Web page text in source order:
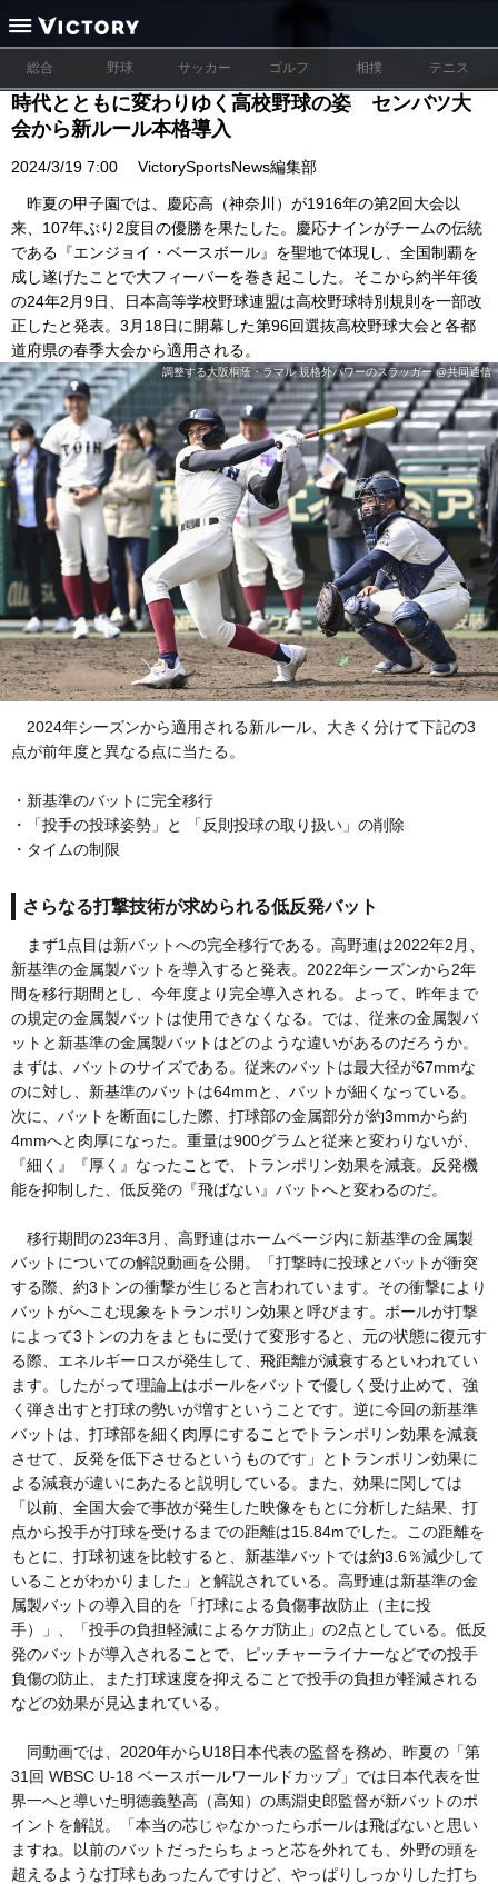
総合 野球 サッカー ゴルフ 相撲 テニス
時代とともに変わりゆく高校野球の姿 センバツ大
会から新ルール本格導入
2024/3/19 7:00 VictorySportsNews編集部
昨夏の甲子園では、慶応高（神奈川）が1916年の第2回大会以
来、107年ぶり2度目の優勝を果たした。慶応ナインがチームの伝統
である『エンジョイ・ベースボール』を聖地で体現し、全国制覇を
成し遂げたことで大フィーバーを巻き起こした。そこから約半年後
の24年2月9日、日本高等学校野球連盟は高校野球特別規則を一部改
正したと発表。3月18日に開幕した第96回選抜高校野球大会と各都
道府県の春季大会から適用される。
調整する大阪桐蔭・ラマル 規格外パワーのスラッガー @共同通信
2024年シーズンから適用される新ルール、大きく分けて下記の3
点が前年度と異なる点に当たる。
・新基準のバットに完全移行
・「投手の投球姿勢」と 「反則投球の取り扱い」の削除
・タイムの制限
さらなる打撃技術が求められる低反発バット
まず1点目は新バットへの完全移行である。高野連は2022年2月、
新基準の金属製バットを導入すると発表。2022年シーズンから2年
間を移行期間とし、今年度より完全導入される。よって、昨年まで
の規定の金属製バットは使用できなくなる。では、従来の金属製バ
ットと新基準の金属製バットはどのような違いがあるのだろうか。
まずは、バットのサイズである。従来のバットは最大径が67mmな
のに対し、新基準のバットは64mmと、バットが細くなっている。
次に、バットを断面にした際、打球部の金属部分が約3mmから約
4mmへと肉厚になった。重量は900グラムと従来と変わりないが、
『細く』『厚く』なったことで、トランポリン効果を減衰。反発機
能を抑制した、低反発の『飛ばない』バットへと変わるのだ。
移行期間の23年3月、高野連はホームページ内に新基準の金属製
バットについての解説動画を公開。「打撃時に投球とバットが衝突
する際、約3トンの衝撃が生じると言われています。その衝撃により
バットがへこむ現象をトランポリン効果と呼びます。ボールが打撃
によって3トンの力をまともに受けて変形すると、元の状態に復元す
る際、エネルギーロスが発生して、飛距離が減衰するといわれてい
ます。したがって理論上はボールをバットで優しく受け止めて、強
く弾き出すと打球の勢いが増すということです。逆に今回の新基準
バットは、打球部を細く肉厚にすることでトランポリン効果を減衰
させて、反発を低下させるというものです」とトランポリン効果に
よる減衰が違いにあたると説明している。また、効果に関しては
「以前、全国大会で事故が発生した映像をもとに分析した結果、打
点から投手が打球を受けるまでの距離は15.84mでした。この距離を
もとに、打球初速を比較すると、新基準バットでは約3.6％減少して
いることがわかりました」と解説されている。高野連は新基準の金
属製バットの導入目的を「打球による負傷事故防止（主に投
手）」、「投手の負担軽減によるケガ防止」の2点としている。低反
発のバットが導入されることで、ピッチャーライナーなどでの投手
負傷の防止、また打球速度を抑えることで投手の負担が軽減される
などの効果が見込まれている。
同動画では、2020年からU18日本代表の監督を務め、昨夏の「第
31回 WBSC U-18 ベースボールワールドカップ」では日本代表を世
界一へと導いた明徳義塾高（高知）の馬淵史郎監督が新バットのポ
イントを解説。「本当の芯じゃなかったらボールは飛ばないと思い
ますね。以前のバットだったらちょっと芯を外れても、外野の頭を
超えるような打球もあったんですけど、やっぱりしっかりした打ち